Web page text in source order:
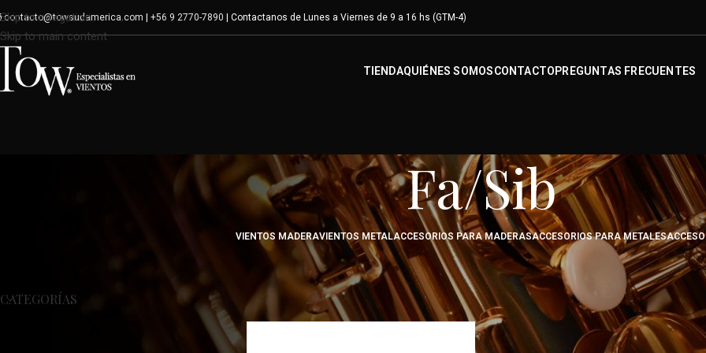
Skip to navigation
Skip to main content
contacto@towsudamerica.com +56 9 2770-7890 | Contactanos de Lunes a Viernes de 9 a 16 hs (GTM-4)
TIENDAQUIÉNES SOMOSCONTACTOPREGUNTAS FRECUENTES
Fa/Sib
VIENTOS MADERAVIENTOS METALACCESORIOS PARA MADERASACCESORIOS PARA METALES
CATEGORÍAS
Inicio/ Tono del producto /Fa/Sib